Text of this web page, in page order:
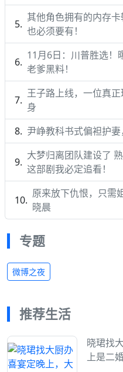
其他角色拥有的内存卡
也必须要有！
11月6日：川普胜选！
老爹黑料！
王子路上线，一位真
身
尹峥教科书式偏袒护
大梦归离团队建设了
这部剧我必定追看！
原来放下仇恨，只需
晓晨
专题
微博之夜
推荐生活
晓珺找
上是二